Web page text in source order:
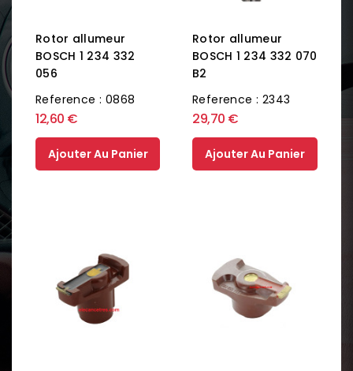
Rotor allumeur
BOSCH 1 234 332
056
Reference : 0868
12,60 €
Ajouter Au Panier
Rotor allumeur
BOSCH 1 234 332 070
B2
Reference : 2343
29,70 €
Ajouter Au Panier